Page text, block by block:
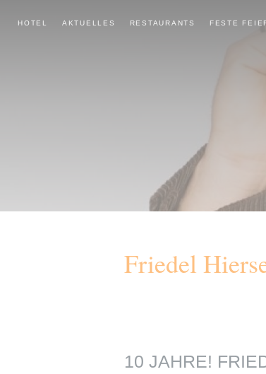
InhaltHOTEL AKTUELLES RESTAURANTS FESTE
Friedel
10 JAHRE!